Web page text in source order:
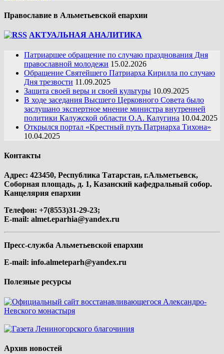
Православие в Альметьевской епархии
АКТУАЛЬНАЯ АНАЛИТИКА
Патриаршее обращение по случаю празднования Дня
православной молодежи 15.02.2026
Обращение Святейшего Патриарха Кирилла по случаю
Дня трезвости 11.09.2025
Защита своей веры и своей культуры 10.09.2025
В ходе заседания Высшего Церковного Совета было
заслушано экспертное мнение министра внутренней
политики Калужской области О.А. Калугина 10.04.2025
Открылся портал «Крестный путь Патриарха Тихона»
10.04.2025
Контакты
Адрес: 423450, Республика Татарстан, г.Альметьевск,
Соборная площадь, д. 1, Казанский кафедральный собор.
Канцелярия епархии
Телефон: +7(8553)31-29-23;
E-mail: almet.eparhia@yandex.ru
Пресс-служба Альметьевской епархии
E-mail: info.almeteparh@yandex.ru
Полезные ресурсы
Архив новостей